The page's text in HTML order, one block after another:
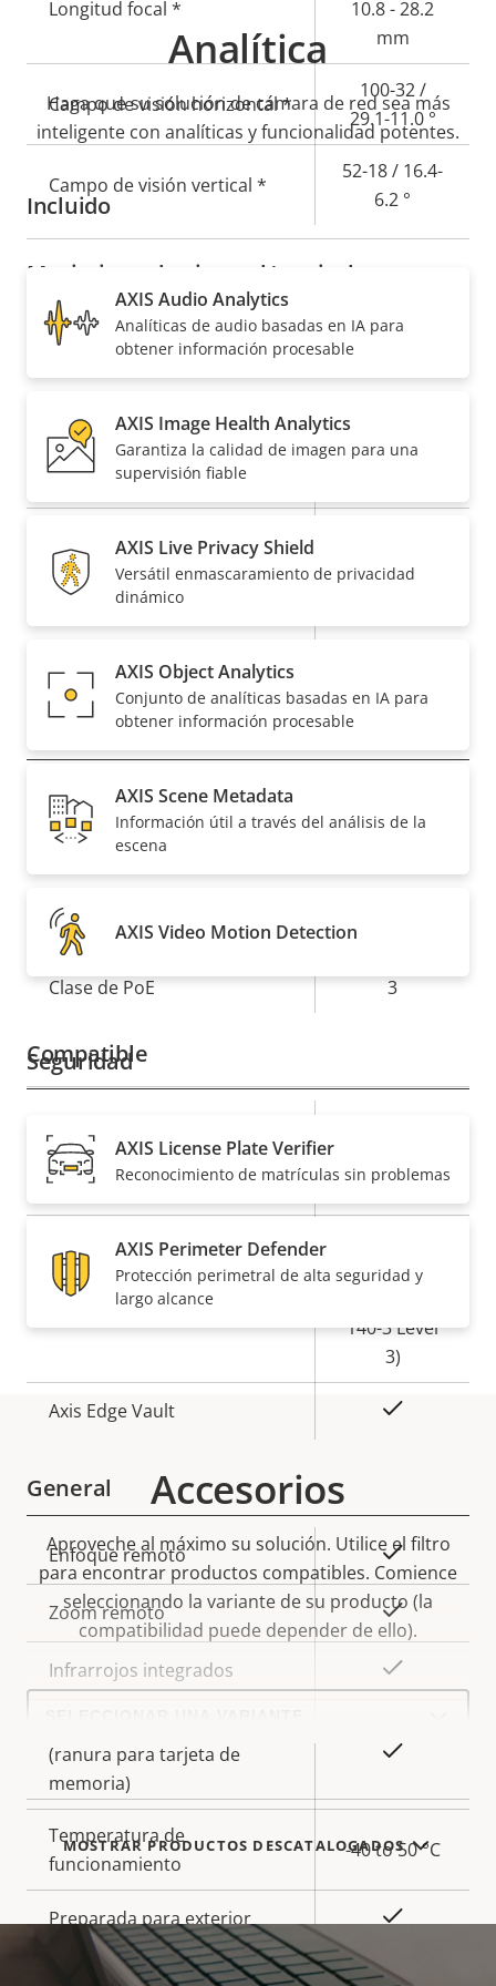
de
propiedad
Longitud focal *
10.8 - 28.2
mm
Campo de visión horizontal *
100-32 /
29.1-11.0 °
Campo de visión vertical *
52-18 / 16.4-
6.2 °
Movimiento horizontal/vertical y zoom
Descripción
Valor de
PTRZ remoto –
Compresión
Descripción
de
Valor de
la
propiedad
Zipstream
H.264
High, Main
AV1
Descripción
de
propiedad
Valor de
la
Compatibilidad de audio
Micrófono integrado
Red
Descripción
propiedad
Clase de PoE 3
Seguridad
de
propiedad
la
propiedad
Arranque seguro Sí
Secure keystore
Element (CC
140-3 Level
3)
Axis Edge Vault
General
Descripción
de
propiedad
Valor de
la
propiedad
Enfoque remoto Sí
Zoom remoto Sí
Infrarrojos integrados
(ranura para tarjeta de
memoria)
Temperatura de
funcionamiento
-40 to 50 °C
Preparada para exterior
Clasificación de vandalismo IK10
Analítica
Haga que su solución de cámara de red sea más
inteligente con analíticas y funcionalidad potentes.
Incluido
AXIS Audio Analytics
Analíticas de audio basadas en IA para
obtener información procesable
AXIS Image Health Analytics
Garantiza la calidad de imagen para una
supervisión fiable
AXIS Live Privacy Shield
Versátil enmascaramiento de privacidad
dinámico
AXIS Object Analytics
Conjunto de analíticas basadas en IA para
obtener información procesable
AXIS Scene Metadata
Información útil a través del análisis de la
escena
AXIS Video Motion Detection
Compatible
AXIS License Plate Verifier
Reconocimiento de matrículas sin problemas
AXIS Perimeter Defender
Protección perimetral de alta seguridad y
largo alcance
Accesorios
Aproveche al máximo su solución. Utilice el filtro
para encontrar productos compatibles. Comience
seleccionando la variante de su producto (la
compatibilidad puede depender de ello).
Select
variant:
MOSTRAR PRODUCTOS DESCATALOGADOS